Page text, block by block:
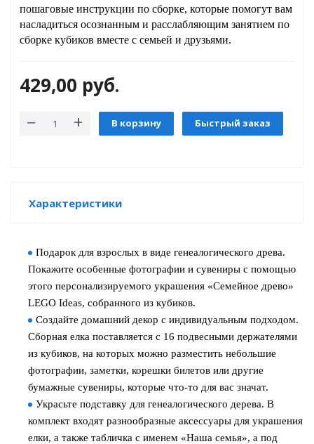
пошаговые инструкции по сборке, которые помогут вам
насладиться осознанным и расслабляющим занятием по
сборке кубиков вместе с семьей и друзьями.
429,00 руб.
В корзину Быстрый заказ
Характеристики
Подарок для взрослых в виде генеалогического древа.
Покажите особенные фотографии и сувениры с помощью
этого персонализируемого украшения «Семейное древо»
LEGO Ideas, собранного из кубиков.
Создайте домашний декор с индивидуальным подходом.
Сборная елка поставляется с 16 подвесными держателями
из кубиков, на которых можно разместить небольшие
фотографии, заметки, корешки билетов или другие
бумажные сувениры, которые что-то для вас значат.
Украсьте подставку для генеалогического дерева. В
комплект входят разнообразные аксессуары для украшения
елки, а также табличка с именем «Наша семья», а под